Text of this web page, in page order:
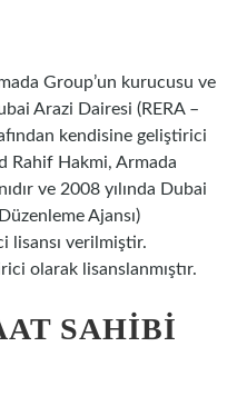
Group’un kurucusu ve
Arazi Dairesi (RERA –
kendisine geliştirici
Rahif Hakmi, Armada
ve 2008 yılında Dubai
Ajansı)
lisansı verilmiştir.
olarak lisanslanmıştır.
SAHIBI